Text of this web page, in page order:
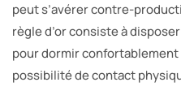
peut s’avérer contre-
règle d’or consiste à
pour dormir
possibilité de contact